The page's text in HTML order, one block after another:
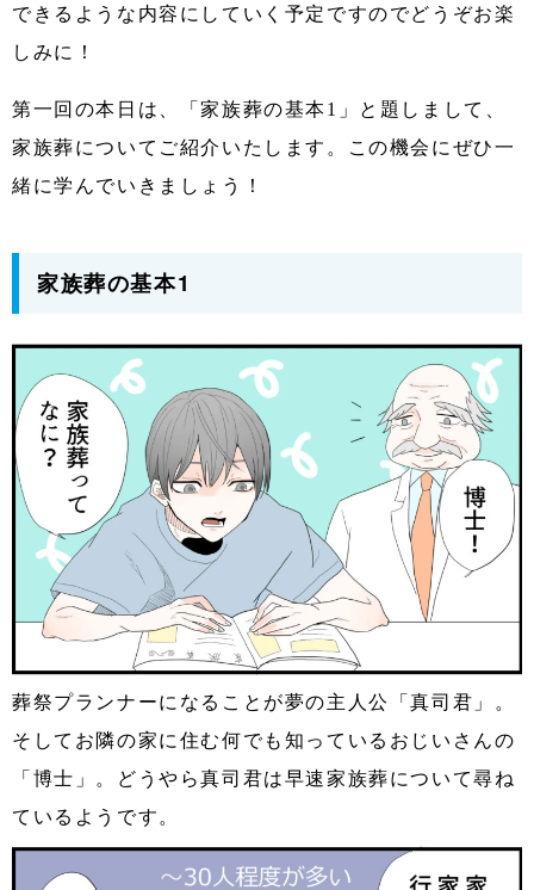
できるような内容にしていく予定ですのでどうぞお楽
しみに！
第一回の本日は、「家族葬の基本1」と題しまして、
家族葬についてご紹介いたします。この機会にぜひ一
緒に学んでいきましょう！
家族葬の基本1
葬祭プランナーになることが夢の主人公「真司君」。
そしてお隣の家に住む何でも知っているおじいさんの
「博士」。どうやら真司君は早速家族葬について尋ね
ているようです。